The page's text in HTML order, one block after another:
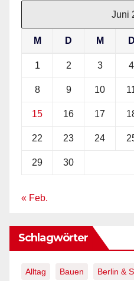
Juni
M D M D
1 2 3 4
8 9 10
15 16 17
22 23 24
29 30
« Feb.
Schlagwörter
Alltag Bauen Berlin &